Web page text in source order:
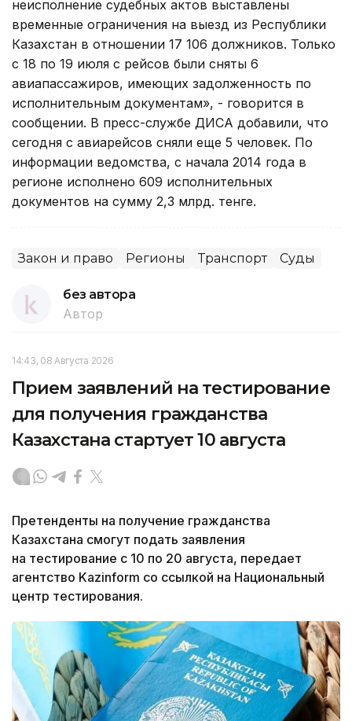
неисполнение судебных актов выставлены
временные ограничения на выезд из Республики
Казахстан в отношении 17 106 должников. Только
с 18 по 19 июля с рейсов были сняты 6
авиапассажиров, имеющих задолженность по
исполнительным документам», - говорится в
сообщении. В пресс-службе ДИСА добавили, что
сегодня с авиарейсов сняли еще 5 человек. По
информации ведомства, с начала 2014 года в
регионе исполнено 609 исполнительных
документов на сумму 2,3 млрд. тенге.
Закон и право Регионы Транспорт Суды
без автора
Автор
14:43, 08 Августа 2026
Прием заявлений на тестирование
для получения гражданства
Казахстана стартует 10 августа
Претенденты на получение гражданства
Казахстана смогут подать заявления
на тестирование с 10 по 20 августа, передает
агентство Kazinform со ссылкой на Национальный
центр тестирования.